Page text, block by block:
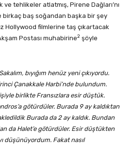
tehlikeler atlatmış, Pirene Dağları’nı
baş soğandan başka bir şey
Hollywood filmlerine taş çıkartacak
Postası muhabirine2 şöyle
bıyığım henüz yeni çıkıyordu.
Çanakkale Harbi’nde bulundum.
birlikte Fransızlara esir düştük.
götürdüler. Burada 9 ay kaldıktan
Burada da 2 ay kaldık. Bundan
da Halet’e götürdüler. Esir düştükten
düşünüyordum. Fakat nasıl